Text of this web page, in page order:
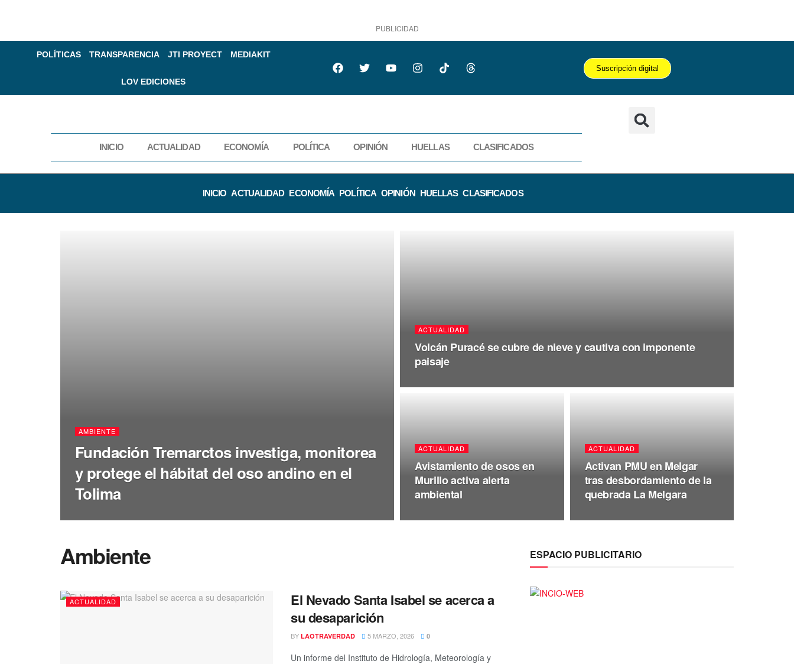
PUBLICIDAD
POLÍTICAS TRANSPARENCIA JTI PROYECT MEDIAKIT
LOV EDICIONES
Suscripción digital
INICIO ACTUALIDAD ECONOMÍA POLÍTICA OPINIÓN HUELLAS CLASIFICADOS
INICIO ACTUALIDAD ECONOMÍA POLÍTICA OPINIÓN HUELLAS CLASIFICADOS
AMBIENTE
Fundación Tremarctos investiga, monitorea
y protege el hábitat del oso andino en el
Tolima
ACTUALIDAD
Volcán Puracé se cubre de nieve y cautiva con imponente
paisaje
ACTUALIDAD
Avistamiento de osos en
Murillo activa alerta
ambiental
ACTUALIDAD
Activan PMU en Melgar
tras desbordamiento de la
quebrada La Melgara
Ambiente
ACTUALIDAD
El Nevado Santa Isabel se acerca a
su desaparición
BY LAOTRAVERDAD 5 MARZO, 2026 0
Un informe del Instituto de Hidrología, Meteorología y
ESPACIO PUBLICITARIO